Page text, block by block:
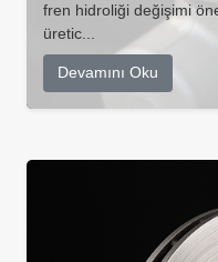
fren hidroliği değişimi
üretic...
Devamını Oku